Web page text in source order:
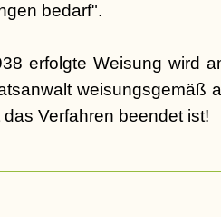
bedarf".
erfolgte Weisung wird
weisungsgemäß
Verfahren beendet ist!